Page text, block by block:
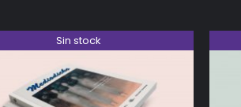
Sin stock